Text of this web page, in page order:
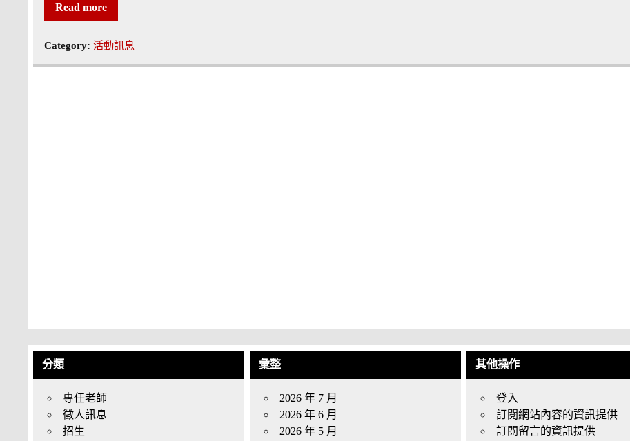
Read more
Category:活動訊息
分類
專任老師
徵人訊息
招生
彙整
2026 年 7 月
2026 年 6 月
2026 年 5 月
其他操作
登入
訂閱網站內容的資訊提供
訂閱留言的資訊提供